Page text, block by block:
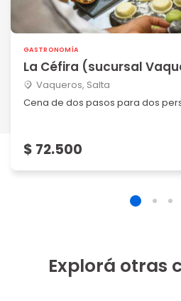
GASTRONOMÍA
La Céfira (sucursal
Vaqueros, Salta
Cena de dos pasos para dos
$ 72.500
Explorá otras